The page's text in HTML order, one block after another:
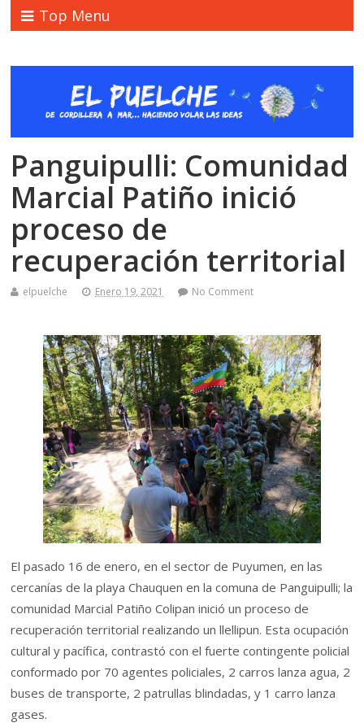
Top Menu
Panguipulli: Comunidad
Marcial Patiño inició
proceso de
recuperación territorial
elpuelche Enero 19, 2021 No Comment
El pasado 16 de enero, en el sector de Puyumen, en las
cercanías de la playa Chauquen en la comuna de Panguipulli; la
comunidad Marcial Patiño Colipan inició un proceso de
recuperación territorial realizando un llellipun. Esta ocupación
cultural y pacífica, contrastó con el fuerte contingente policial
conformado por 70 agentes policiales, 2 carros lanza agua, 2
buses de transporte, 2 patrullas blindadas, y 1 carro lanza
gases.